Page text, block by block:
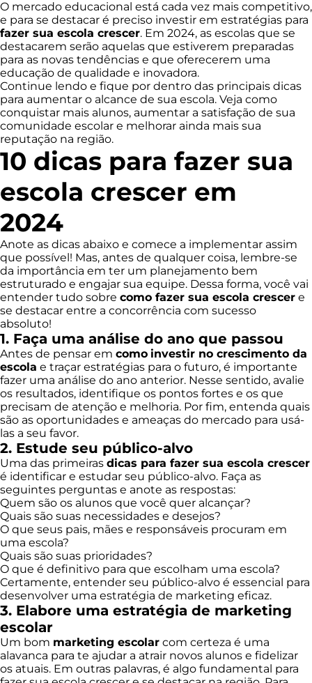
O mercado educacional está cada vez mais competitivo,
e para se destacar é preciso investir em estratégias para
fazer sua escola crescer. Em 2024, as escolas que se
destacarem serão aquelas que estiverem preparadas
para as novas tendências e que oferecerem uma
educação de qualidade e inovadora.
Continue lendo e fique por dentro das principais dicas
para aumentar o alcance de sua escola. Veja como
conquistar mais alunos, aumentar a satisfação de sua
comunidade escolar e melhorar ainda mais sua
reputação na região.
10 dicas para fazer sua
escola crescer em
2024
Anote as dicas abaixo e comece a implementar assim
que possível! Mas, antes de qualquer coisa, lembre-se
da importância em ter um planejamento bem
estruturado e engajar sua equipe. Dessa forma, você vai
entender tudo sobre como fazer sua escola crescer e
se destacar entre a concorrência com sucesso
absoluto!
1. Faça uma análise do ano que passou
Antes de pensar em como investir no crescimento da
escola e traçar estratégias para o futuro, é importante
fazer uma análise do ano anterior. Nesse sentido, avalie
os resultados, identifique os pontos fortes e os que
precisam de atenção e melhoria. Por fim, entenda quais
são as oportunidades e ameaças do mercado para usá-
las a seu favor.
2. Estude seu público-alvo
Uma das primeiras dicas para fazer sua escola crescer
é identificar e estudar seu público-alvo. Faça as
seguintes perguntas e anote as respostas:
Quem são os alunos que você quer alcançar?
Quais são suas necessidades e desejos?
O que seus pais, mães e responsáveis procuram em
uma escola?
Quais são suas prioridades?
O que é definitivo para que escolham uma escola?
Certamente, entender seu público-alvo é essencial para
desenvolver uma estratégia de marketing eficaz.
3. Elabore uma estratégia de marketing
escolar
Um bom marketing escolar com certeza é uma
alavanca para te ajudar a atrair novos alunos e fidelizar
os atuais. Em outras palavras, é algo fundamental para